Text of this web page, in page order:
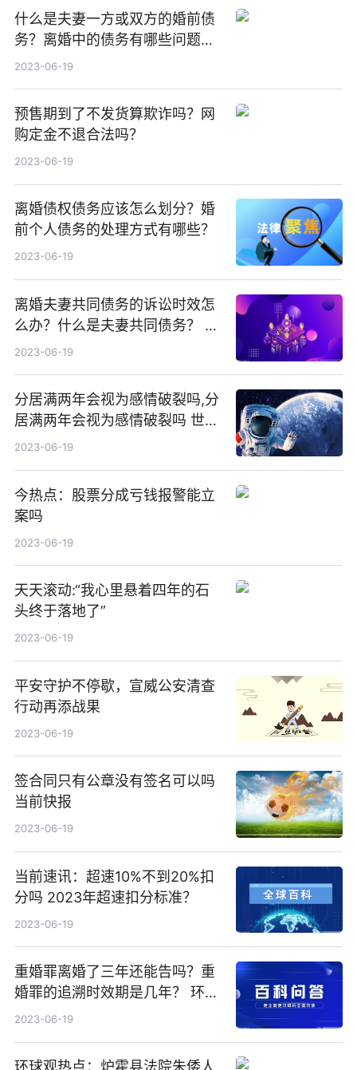
什么是夫妻一方或双方的婚前债
务？离婚中的债务有哪些问题？|
世界微速讯
2023-06-19
预售期到了不发货算欺诈吗？网
购定金不退合法吗？
2023-06-19
离婚债权债务应该怎么划分？婚
前个人债务的处理方式有哪些？
2023-06-19
离婚夫妻共同债务的诉讼时效怎
么办？什么是夫妻共同债务？ 新
消息
2023-06-19
分居满两年会视为感情破裂吗,分
居满两年会视为感情破裂吗 世界
热文
2023-06-19
今热点：股票分成亏钱报警能立
案吗
2023-06-19
天天滚动:“我心里悬着四年的石
头终于落地了”
2023-06-19
平安守护不停歇，宣威公安清查
行动再添战果
2023-06-19
签合同只有公章没有签名可以吗
当前快报
2023-06-19
当前速讯：超速10%不到20%扣
分吗 2023年超速扣分标准？
2023-06-19
重婚罪离婚了三年还能告吗？重
婚罪的追溯时效期是几年？ 环球
热文
2023-06-19